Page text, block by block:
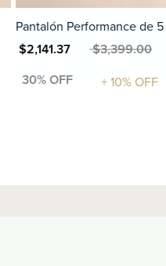
Shorts Performance
MXN $1,319.60MXN $3,299.00